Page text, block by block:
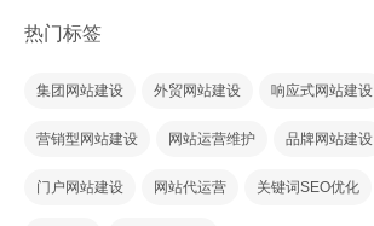
热门标签
集团网站建设 外贸网站建设 响应式网站建设
营销型网站建设 网站运营维护 品牌网站建设
门户网站建设 网站代运营 关键词SEO优化